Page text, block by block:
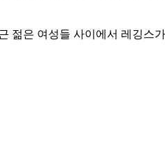
은 여성들 사이에서 레깅스